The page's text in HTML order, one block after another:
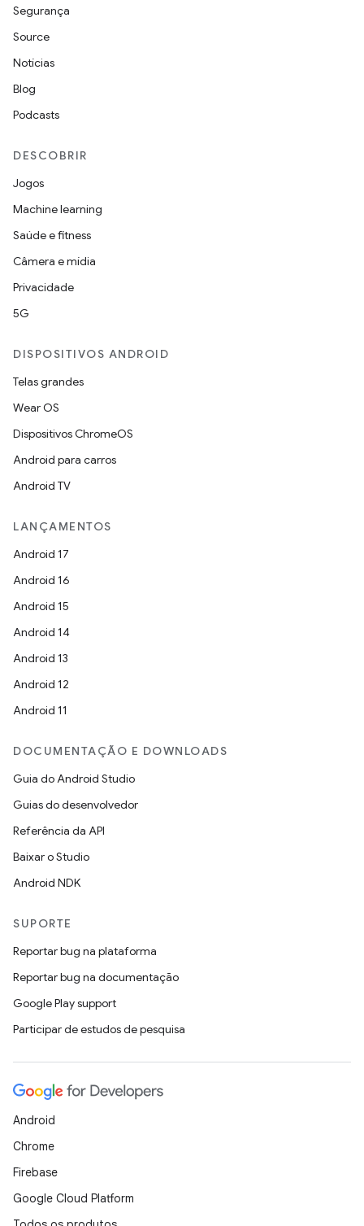
Segurança
Source
Notícias
Blog
Podcasts
DESCOBRIR
Jogos
Machine learning
Saúde e fitness
Câmera e mídia
Privacidade
5G
DISPOSITIVOS ANDROID
Telas grandes
Wear OS
Dispositivos ChromeOS
Android para carros
Android TV
LANÇAMENTOS
Android 17
Android 16
Android 15
Android 14
Android 13
Android 12
Android 11
DOCUMENTAÇÃO E DOWNLOADS
Guia do Android Studio
Guias do desenvolvedor
Referência da API
Baixar o Studio
Android NDK
SUPORTE
Reportar bug na plataforma
Reportar bug na documentação
Google Play support
Participar de estudos de pesquisa
Android
Chrome
Firebase
Google Cloud Platform